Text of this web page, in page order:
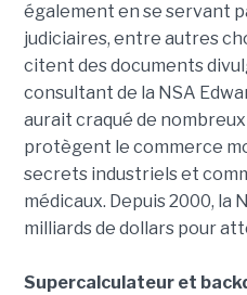
également en se servant
judiciaires, entre autres
citent des documents
consultant de la NSA
aurait craqué de
protègent le commerce
secrets industriels et
médicaux. Depuis 2000, la
milliards de dollars pour
Supercalculateur et